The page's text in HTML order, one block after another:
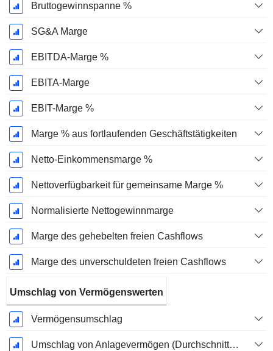
Bruttogewinnspanne %
SG&A Marge
EBITDA-Marge %
EBITA-Marge
EBIT-Marge %
Marge % aus fortlaufenden Geschäftstätigkeiten
Netto-Einkommensmarge %
Nettoverfügbarkeit für gemeinsame Marge %
Normalisierte Nettogewinnmarge
Marge des gehebelten freien Cashflows
Marge des unverschuldeten freien Cashflows
Umschlag von Vermögenswerten
Vermögensumschlag
Umschlag von Anlagevermögen (Durchschnittliches Anlagevermögen)